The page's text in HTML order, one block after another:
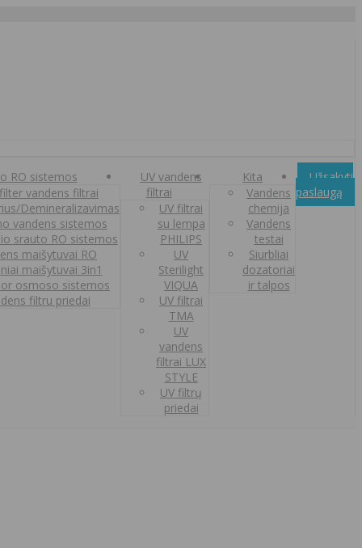
RO sistemos
vandens filtrai
Demineralizavimas
vandens sistemos
srauto RO sistemos
maišytuvai RO
maišytuvai 3in1
osmoso sistemos
filtru priedai
UV vandens
filtrai
UV filtrai
su lempa
PHILIPS
UV
Sterilight
VIQUA
UV filtrai
TMA
UV
vandens
filtrai LUX
STYLE
UV filtrų
priedai
Kita
Vandens
chemija
Vandens
testai
Siurbliai
dozatoriai
ir talpos
Užsakyti
paslaugą